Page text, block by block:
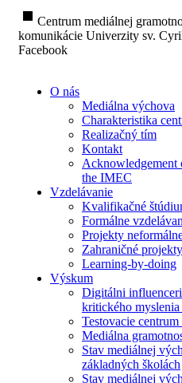
stop Centrum mediálnej
komunikácie Univerzity sv.
Facebook
O nás
Mediálna výchova
Charakteristika
Realizačný tím
Kontakt
Acknowledgement
the IMEC
Vzdelávanie
Kvalifikačné
Formálne
Projekty
Zahraničné
Learning-by-doing
Výskum
Digitálni
kritického myslenia
Testovacie
Mediálna
Stav mediálnej
základných školách
Stav mediálnej